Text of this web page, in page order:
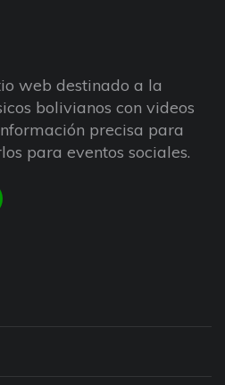
web destinado a la
bolivianos con videos
precisa para
para eventos sociales.